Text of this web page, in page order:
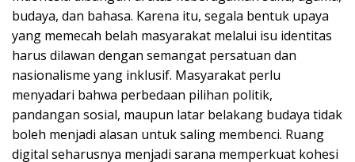
budaya, dan bahasa. Karena itu, segala bentuk upaya
yang memecah belah masyarakat melalui isu identitas
harus dilawan dengan semangat persatuan dan
nasionalisme yang inklusif. Masyarakat perlu
menyadari bahwa perbedaan pilihan politik,
pandangan sosial, maupun latar belakang budaya tidak
boleh menjadi alasan untuk saling membenci. Ruang
digital seharusnya menjadi sarana memperkuat kohesi